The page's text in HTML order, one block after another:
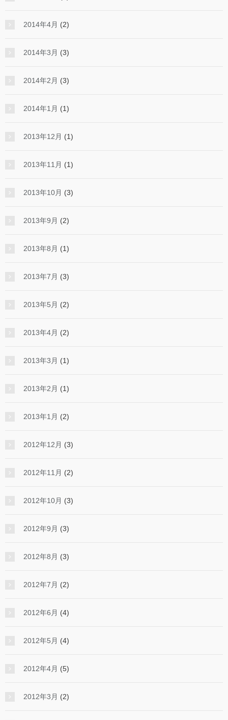
2014年4月 (2)
2014年3月 (3)
2014年2月 (3)
2014年1月 (1)
2013年12月 (1)
2013年11月 (1)
2013年10月 (3)
2013年9月 (2)
2013年8月 (1)
2013年7月 (3)
2013年5月 (2)
2013年4月 (2)
2013年3月 (1)
2013年2月 (1)
2013年1月 (2)
2012年12月 (3)
2012年11月 (2)
2012年10月 (3)
2012年9月 (3)
2012年8月 (3)
2012年7月 (2)
2012年6月 (4)
2012年5月 (4)
2012年4月 (5)
2012年3月 (2)